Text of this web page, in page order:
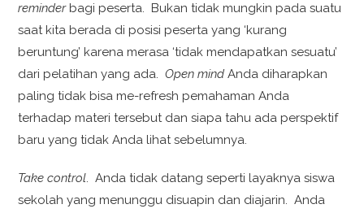
reminderbagi peserta. Bukan tidak mungkin pada suatu
saat kita berada di posisi peserta yang ‘kurang
beruntung’ karena merasa ‘tidak mendapatkan sesuatu’
dari pelatihan yang ada.Open mind Anda diharapkan
paling tidak bisa me-refresh pemahaman Anda
terhadap materi tersebut dan siapa tahu ada perspektif
baru yang tidak Anda lihat sebelumnya.
Take control. Anda tidak datang seperti layaknya siswa
sekolah yang menunggu disuapin dan diajarin. Anda